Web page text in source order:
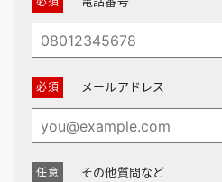
メールアドレス
その他質問など